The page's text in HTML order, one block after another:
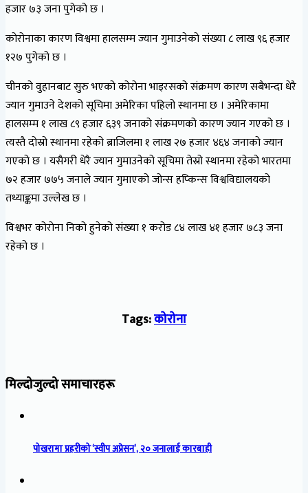
हजार ७३ जना पुगेको छ ।
कोरोनाका कारण विश्वमा हालसम्म ज्यान गुमाउनेको संख्या ८ लाख ९६ हजार
१२७ पुगेको छ ।
चीनको वुहानबाट सुरु भएको कोरोना भाइरसको संक्रमण कारण सबैभन्दा धेरै
ज्यान गुमाउने देशको सूचिमा अमेरिका पहिलो स्थानमा छ । अमेरिकामा
हालसम्म १ लाख ८९ हजार ६३९ जनाको संक्रमणको कारण ज्यान गएको छ ।
त्यस्तै दोस्रो स्थानमा रहेको ब्राजिलमा १ लाख २७ हजार ४६४ जनाको ज्यान
गएको छ । यसैगरी धेरै ज्यान गुमाउनेको सूचिमा तेस्रो स्थानमा रहेको भारतमा
७२ हजार ७७५ जनाले ज्यान गुमाएको जोन्स हप्किन्स विश्वविद्यालयको
तथ्याङ्कमा उल्लेख छ ।
विश्वभर कोरोना निको हुनेको संख्या १ करोड ८४ लाख ४१ हजार ७८३ जना
रहेको छ ।
Tags:कोरोना
मिल्दोजुल्दो समाचारहरू
पोखरामा प्रहरीको ‘स्वीप अप्रेसन’, २० जनालाई कारबाही